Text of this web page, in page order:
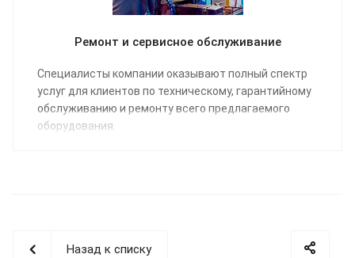
Ремонт и сервисное обслуживание
Специалисты компании оказывают полный спектр
услуг для клиентов по техническому, гарантийному
обслуживанию и ремонту всего предлагаемого
оборудования.
Назад к списку